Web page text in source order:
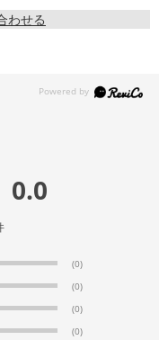
わせる
0.0
(0)
(0)
(0)
(0)